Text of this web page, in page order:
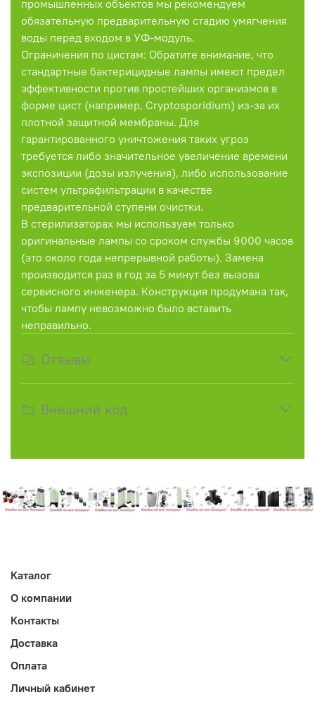
промышленных объектов мы рекомендуем
обязательную предварительную стадию умягчения
воды перед входом в УФ-модуль.
Ограничения по цистам: Обратите внимание, что
стандартные бактерицидные лампы имеют предел
эффективности против простейших организмов в
форме цист (например, Cryptosporidium) из-за их
плотной защитной мембраны. Для
гарантированного уничтожения таких угроз
требуется либо значительное увеличение времени
экспозиции (дозы излучения), либо использование
систем ультрафильтрации в качестве
предварительной ступени очистки.
В стерилизаторах мы используем только
оригинальные лампы со сроком службы 9000 часов
(это около года непрерывной работы). Замена
производится раз в год за 5 минут без вызова
сервисного инженера. Конструкция продумана так,
чтобы лампу невозможно было вставить
неправильно.
Отзывы
Внешний код
Каталог
О компании
Контакты
Доставка
Оплата
Личный кабинет